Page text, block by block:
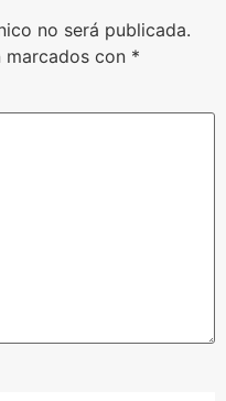
no será publicada.
con *